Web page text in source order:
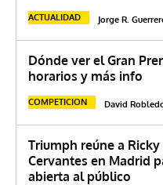
ACTUALIDAD Jorge R.
Dónde ver el Gran
horarios y más info
COMPETICION David
Triumph reúne a
Cervantes en Madrid
abierta al público